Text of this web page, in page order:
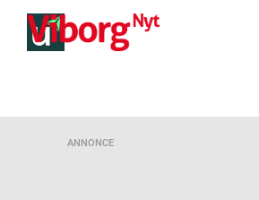
ANNONCE